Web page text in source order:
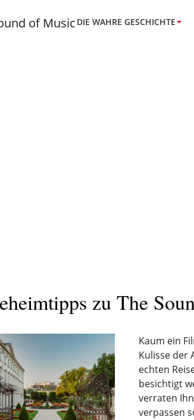
DIE WAHRE GESCHICHTE
zu The
Kaum ein
Kulisse der
echten
besichtigt
verraten
verpassen